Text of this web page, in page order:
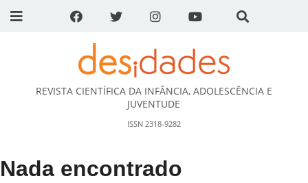
DESidades
REVISTA CIENTÍFICA DA INFÂNCIA, ADOLESCÊNCIA E
JUVENTUDE
ISSN 2318-9282
Nada encontrado